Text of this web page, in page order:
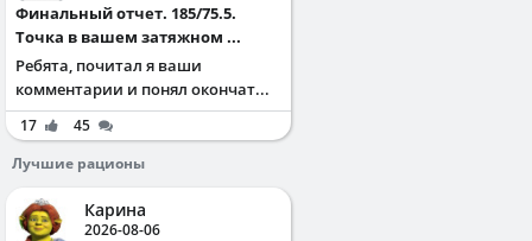
Финальный отчет. 185/75.5.
Точка в вашем затяжном ...
Ребята, почитал я ваши
комментарии и понял окончат...
17
45
Лучшие рационы
Карина
2026-08-06